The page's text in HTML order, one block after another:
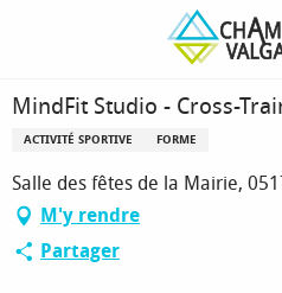
principal
MindFit Studio -
MindFit Studio - Cross-
ACTIVITÉ SPORTIVE FORME
Salle des fêtes de la Mairie,
M'y rendre
Partager